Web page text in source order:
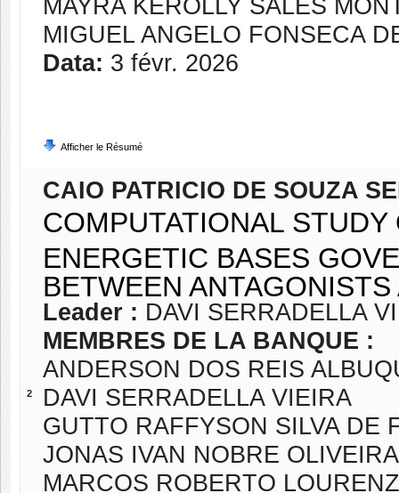
MAYRA KEROLLY SALES
MIGUEL ANGELO FONSECA
Data: 3 févr. 2026
Afficher le Résumé
2
CAIO PATRICIO DE SOUZA
COMPUTATIONAL
ENERGETIC BASES
BETWEEN
Leader : DAVI SERRADELLA
MEMBRES DE LA BANQUE :
ANDERSON DOS REIS
DAVI SERRADELLA VIEIRA
GUTTO RAFFYSON SILVA DE
JONAS IVAN NOBRE OLIVEIRA
MARCOS ROBERTO